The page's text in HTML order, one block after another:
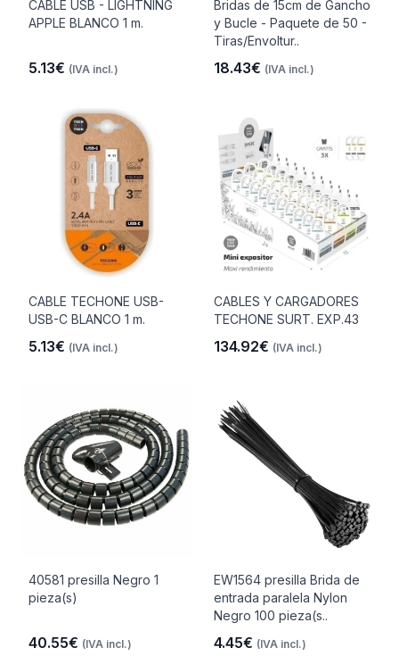
CABLE USB - LIGHTNING
APPLE BLANCO 1 m.
5.13€ (IVA incl.)
Bridas de 15cm de Gancho
y Bucle - Paquete de 50 -
Tiras/Envoltur..
18.43€ (IVA incl.)
CABLE TECHONE USB-
USB-C BLANCO 1 m.
5.13€ (IVA incl.)
CABLES Y CARGADORES
TECHONE SURT. EXP.43
134.92€ (IVA incl.)
40581 presilla Negro 1
pieza(s)
40.55€ (IVA incl.)
EW1564 presilla Brida de
entrada paralela Nylon
Negro 100 pieza(s..
4.45€ (IVA incl.)